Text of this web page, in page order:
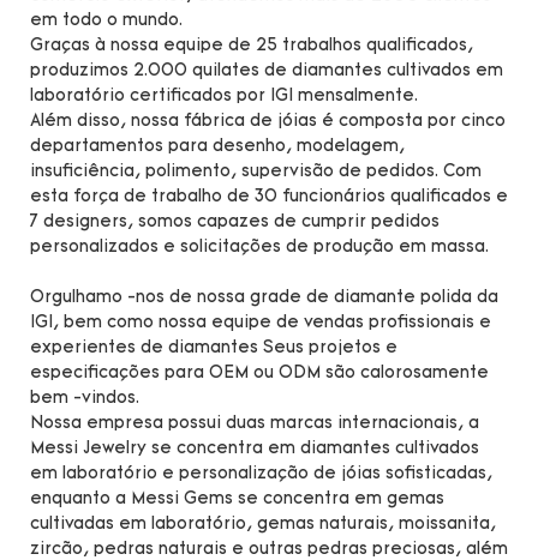
em todo o mundo.
Graças à nossa equipe de 25 trabalhos qualificados,
produzimos 2.000 quilates de diamantes cultivados em
laboratório certificados por IGI mensalmente.
Além disso, nossa fábrica de jóias é composta por cinco
departamentos para desenho, modelagem,
insuficiência, polimento, supervisão de pedidos. Com
esta força de trabalho de 30 funcionários qualificados e
7 designers, somos capazes de cumprir pedidos
personalizados e solicitações de produção em massa.
Orgulhamo -nos de nossa grade de diamante polida da
IGI, bem como nossa equipe de vendas profissionais e
experientes de diamantes Seus projetos e
especificações para OEM ou ODM são calorosamente
bem -vindos.
Nossa empresa possui duas marcas internacionais, a
Messi Jewelry se concentra em diamantes cultivados
em laboratório e personalização de jóias sofisticadas,
enquanto a Messi Gems se concentra em gemas
cultivadas em laboratório, gemas naturais, moissanita,
zircão, pedras naturais e outras pedras preciosas, além